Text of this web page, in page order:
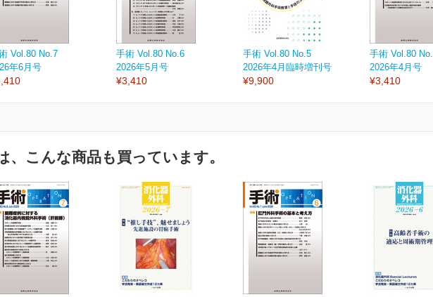
Vol.80 No.7
年6月号
手術 Vol.80 No.6
2026年5月号
¥3,410
手術 Vol.80 No.5
2026年4月臨時増刊号
¥9,900
手術 Vol.80
2026年4月号
¥3,410
、こんな商品も買っています。